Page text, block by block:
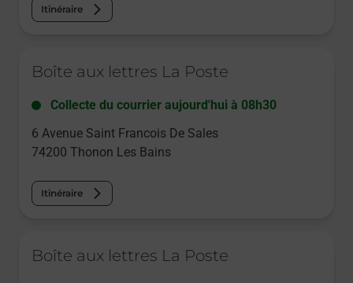
Itinéraire
Boîte aux lettres La Poste
Collecte du courrier aujourd'hui à 08h30
6 Avenue Saint Francois De Sales
74200 Thonon Les Bains
Itinéraire
Boîte aux lettres La Poste